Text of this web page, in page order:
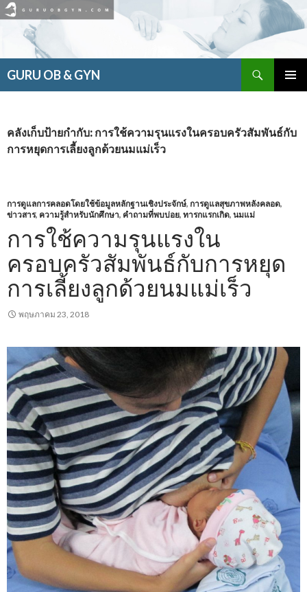
GURU OB & GYN
เนื้อหา
คลังเก็บป้ายกำกับ: การใช้ความรุนแรงในครอบครัวสัมพันธ์กับ
การหยุดการเลี้ยงลูกด้วยนมแม่เร็ว
การดูแลการคลอดโดยใช้ข้อมูลหลักฐานเชิงประจักษ์, การดูแลสุขภาพหลังคลอด,
ข่าวสาร, ความรู้สำหรับนักศึกษา, คำถามที่พบบ่อย, ทารกแรกเกิด, นมแม่
การใช้ความรุนแรงใน
ครอบครัวสัมพันธ์กับการหยุด
การเลี้ยงลูกด้วยนมแม่เร็ว
พฤษภาคม 23, 2018